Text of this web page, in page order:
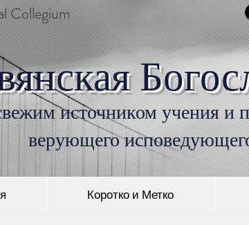
Collegium
источником учения и
верующего
Коротко и Метко